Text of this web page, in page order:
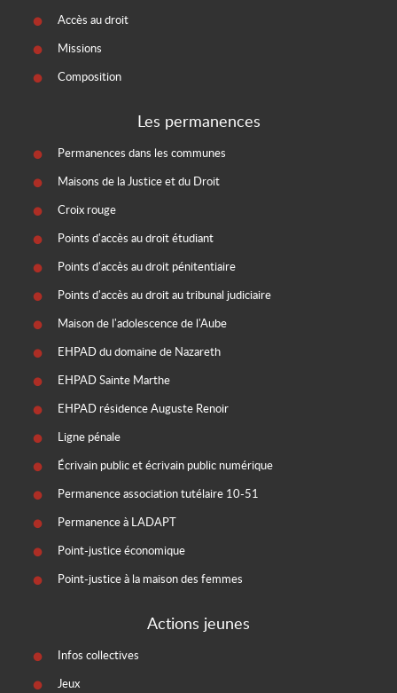
Accès au droit
Missions
Composition
Les permanences
Permanences dans les communes
Maisons de la Justice et du Droit
Croix rouge
Points d'accès au droit étudiant
Points d'accès au droit pénitentiaire
Points d'accès au droit au tribunal judiciaire
Maison de l'adolescence de l'Aube
EHPAD du domaine de Nazareth
EHPAD Sainte Marthe
EHPAD résidence Auguste Renoir
Ligne pénale
Écrivain public et écrivain public numérique
Permanence association tutélaire 10-51
Permanence à LADAPT
Point-justice économique
Point-justice à la maison des femmes
Actions jeunes
Infos collectives
Jeux